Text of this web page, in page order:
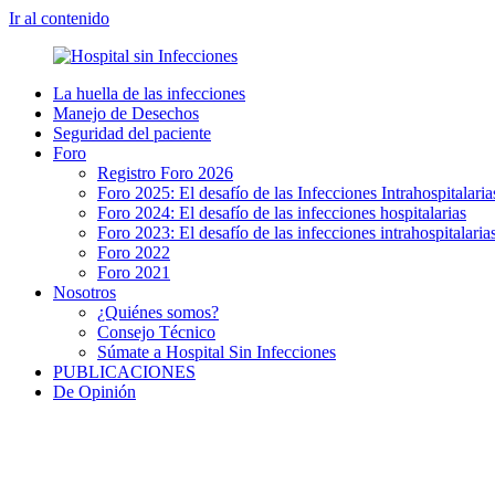
Ir al contenido
La huella de las infecciones
Manejo de Desechos
Seguridad del paciente
Foro
Registro Foro 2026
Foro 2025: El desafío de las Infecciones
Foro 2024: El desafío de las infecciones hospitalarias
Foro 2023: El desafío de las infecciones
Foro 2022
Foro 2021
Nosotros
¿Quiénes somos?
Consejo Técnico
Súmate a Hospital Sin Infecciones
PUBLICACIONES
De Opinión